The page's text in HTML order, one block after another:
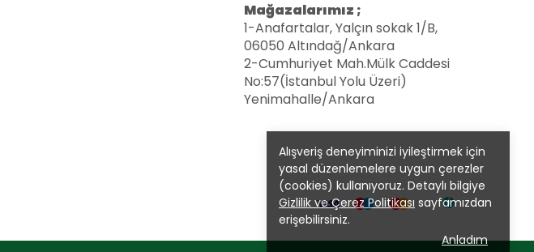
Alışveriş deneyiminizi iyileştirmek için
yasal düzenlemelere uygun çerezler
(cookies) kullanıyoruz. Detaylı bilgiye
Gizlilik ve Çerez Politikası sayfamızdan
erişebilirsiniz.
Anladım
Mağazalarımız ;
1-Anafartalar, Yalçın sokak 1/B,
06050 Altındağ/Ankara
2-Cumhuriyet Mah.Mülk Caddesi
No:57(İstanbul Yolu Üzeri)
Yenimahalle/Ankara